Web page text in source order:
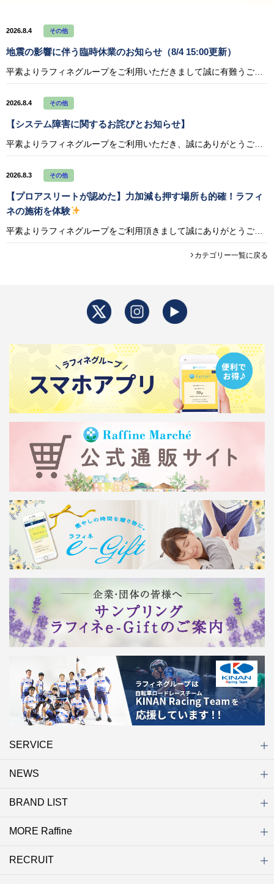
2026.8.4 その他
地震の影響に伴う臨時休業のお知らせ（8/4 15:00更新）
2026.8.4 その他
【システム障害に関するお詫びとお知らせ】
2026.8.3 その他
【プロアスリートが認めた】力加減も押す場所も的確！ラフィ
ネの施術を体験
カテゴリー一覧に戻る
SERVICE
初めての方へ
店舗検索
キャンペーン
ラフィネ マルシェ（通販サイト）
WEB予約
よくある質問（Q&A）
サイトマップ
NEWS
ニュース一覧
お知らせ
オープン
クローズ
リニューアル
その他
BRAND LIST
ブランド一覧
ラフィネ
グランラフィネ
バダンバルー
ラフィネプリュス
プチラフィネ
整体ナチュラルボディ
トータルセラピー
フットデザイン
REFLE（リフレ）
Raffine TOKYO
ラフィネ ランニングスタイル
MORE Raffine
MORE Raffine
ラフィネのこだわり
ラフィネのひみつ
お得で便利なサービス
ラフィネギフト
ラフィネグループアスリート
RECRUIT